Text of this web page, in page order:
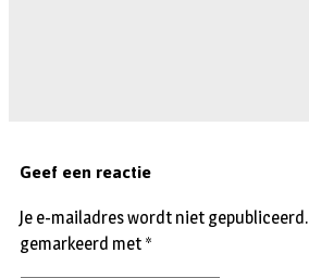
Geef een reactie
Je e-mailadres wordt niet gepubliceerd.
gemarkeerd met *